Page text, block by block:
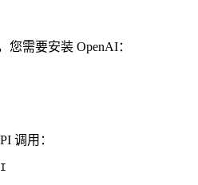
您需要安装 OpenAI：
调用：